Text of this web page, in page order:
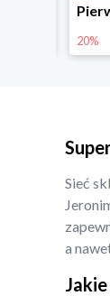
20%
Sieć
a